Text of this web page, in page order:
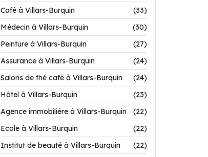
Café à Villars-Burquin
(33)
Médecin à Villars-Burquin
(30)
Peinture à Villars-Burquin
(27)
Assurance à Villars-Burquin
(24)
Salons de thé café à Villars-Burquin
(24)
Hôtel à Villars-Burquin
(23)
Agence immobilière à Villars-Burquin
(22)
Ecole à Villars-Burquin
(22)
Institut de beauté à Villars-Burquin
(22)